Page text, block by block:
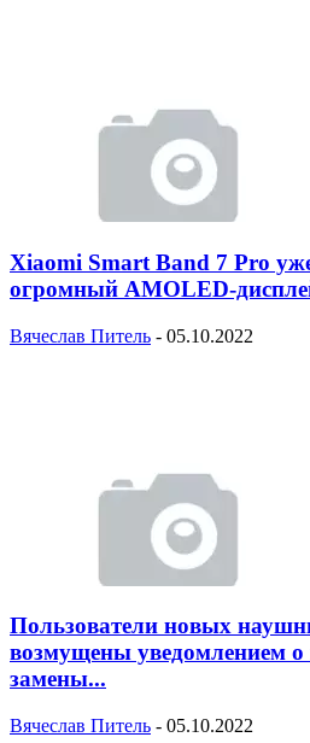
Xiaomi Smart Band 7 Pro
огромный AMOLED-
Вячеслав Питель - 05.10.2022
Пользователи новых
возмущены уведомлением о
замены...
Вячеслав Питель - 05.10.2022